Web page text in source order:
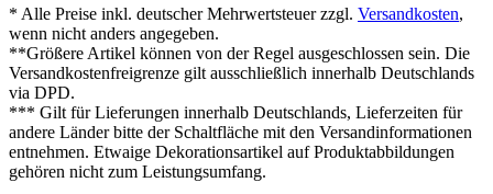
* Alle Preise inkl. deutscher Mehrwertsteuer zzgl. Versandkosten,
wenn nicht anders angegeben.
**Größere Artikel können von der Regel ausgeschlossen sein. Die
Versandkostenfreigrenze gilt ausschließlich innerhalb Deutschlands
via DPD.
*** Gilt für Lieferungen innerhalb Deutschlands, Lieferzeiten für
andere Länder bitte der Schaltfläche mit den Versandinformationen
entnehmen. Etwaige Dekorationsartikel auf Produktabbildungen
gehören nicht zum Leistungsumfang.